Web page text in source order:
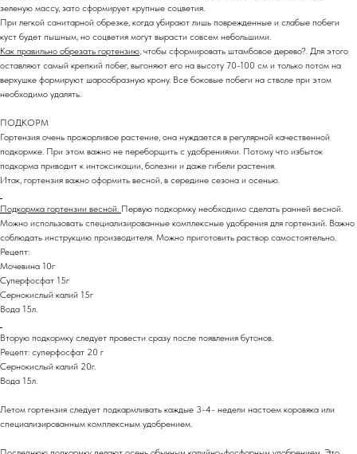
зеленую массу, зато сформирует крупные соцветия.
При легкой санитарной обрезке, когда убирают лишь поврежденные и слабые побеги
куст будет пышным, но соцветия могут вырасти совсем небольшими.
Как правильно обрезать гортензию, чтобы сформировать штамбовое дерево?. Для этого
оставляют самый крепкий побег, выгоняют его на высоту 70-100 см и только потом на
верхушке формируют шарообразную крону. Все боковые побеги на стволе при этом
необходимо удалять.
ПОДКОРМ
Гортензия очень прожорливое растение, она нуждается в регулярной качественной
подкормке. При этом важно не переборщить с удобрениями. Потому что избыток
подкорма приводит к интоксикации, болезни и даже гибели растения.
Итак, гортензия важно оформить весной, в середине сезона и осенью.
Подкормка гортензии весной. Первую подкормку необходимо сделать ранней весной.
Можно использовать специализированные комплексные удобрения для гортензий. Важно
соблюдать инструкцию производителя. Можно приготовить раствор самостоятельно.
Рецепт:
Мочевина 10г
Суперфосфат 15г
Сернокислый калий 15г
Вода 15л.
Вторую подкормку следует провести сразу после появления бутонов.
Рецепт: суперфосфат 20 г
Сернокислый калий 20г.
Вода 15л.
Летом гортензия следует подкармливать каждые 3-4- недели настоем коровяка или
специализированным комплексным удобрением.